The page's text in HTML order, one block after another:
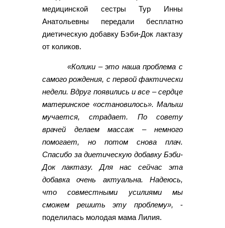
медицинской сестры Тур Инны
Анатольевны передали бесплатно
диетическую добавку Бэби-Док лактазу
от коликов.
«Колики – это наша проблема с
самого рождения, с первой фактически
недели. Вдруг появились и все – сердце
материнское «остановилось». Малыш
мучается, страдает. По совету
врачей делаем массаж – немного
помогает, но потом снова плач.
Спасибо за диетическую добавку Бэби-
Док лактазу. Для нас сейчас эта
добавка очень актуальна. Надеюсь,
что совместными усилиями мы
сможем решить эту проблему», -
поделилась молодая мама Лилия.